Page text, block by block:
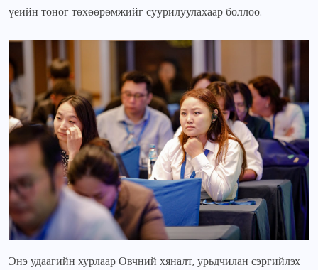
үеийн тоног төхөөрөмжийг суурилуулахаар боллоо.
Энэ удаагийн хурлаар Өвчний хяналт, урьдчилан сэргийлэх